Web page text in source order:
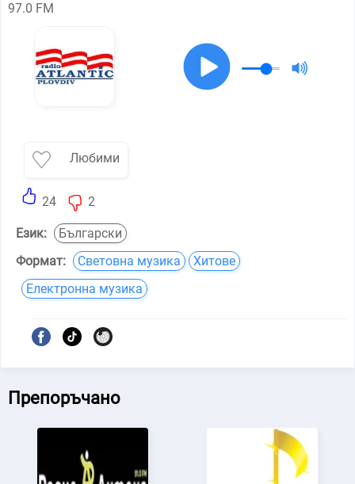
97.0 FM
Любими
24 2
Език:
Български
Формат:
Световна музика
Хитове
Електронна музика
Препоръчано